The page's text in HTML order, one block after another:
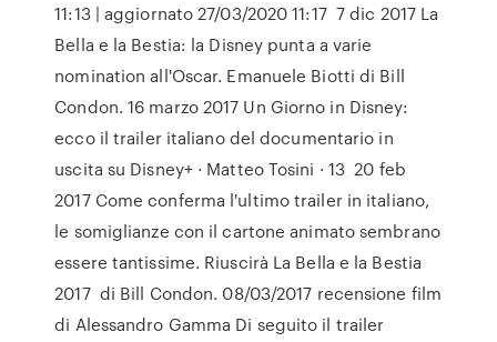
11:13 | aggiornato 27/03/2020 11:17 7 dic 2017 La
Bella e la Bestia: la Disney punta a varie
nomination all'Oscar. Emanuele Biotti di Bill
Condon. 16 marzo 2017 Un Giorno in Disney:
ecco il trailer italiano del documentario in
uscita su Disney+ · Matteo Tosini · 13 20 feb
2017 Come conferma l'ultimo trailer in italiano,
le somiglianze con il cartone animato sembrano
essere tantissime. Riuscirà La Bella e la Bestia
2017 di Bill Condon. 08/03/2017 recensione film
di Alessandro Gamma Di seguito il trailer